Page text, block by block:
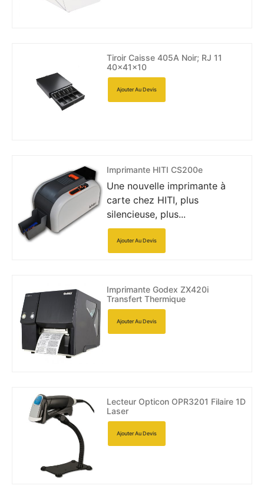
Tiroir Caisse 405A Noir; RJ 11
40x41x10
Ajouter Au Devis
Imprimante HITI CS200e
Une nouvelle imprimante à
carte chez HITI, plus
silencieuse, plus...
Ajouter Au Devis
Imprimante Godex ZX420i
Transfert Thermique
Ajouter Au Devis
Lecteur Opticon OPR3201 Filaire 1D
Laser
Ajouter Au Devis